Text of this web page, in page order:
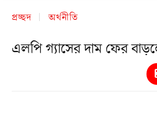
প্রচ্ছদ অর্থনীতি
এলপি গ্যাসের দাম ফের